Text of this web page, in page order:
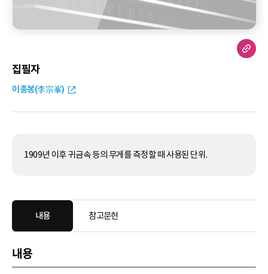
집필자
이종봉(李宗峯)
1909년 이후 귀금속 등의 무게를 측정할 때 사용된 단위.
내용 참고문헌
내용